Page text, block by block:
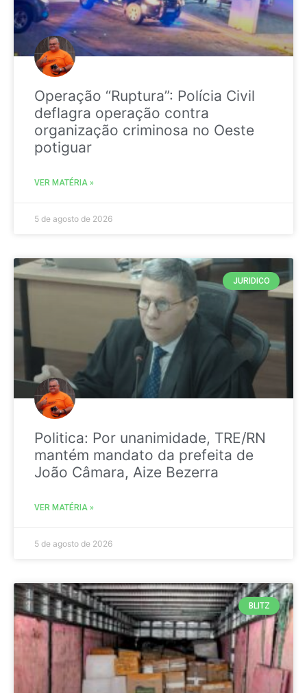
Operação “Ruptura”: Polícia Civil
deflagra operação contra
organização criminosa no Oeste
potiguar
VER MATÉRIA »
5 de agosto de 2026
JURIDICO
Politica: Por unanimidade, TRE/RN
mantém mandato da prefeita de
João Câmara, Aize Bezerra
VER MATÉRIA »
5 de agosto de 2026
BLITZ